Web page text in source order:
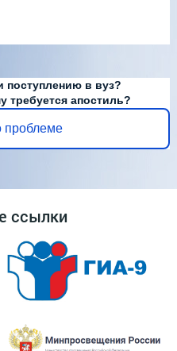
поступлению в вуз?
требуется апостиль?
проблеме
ссылки